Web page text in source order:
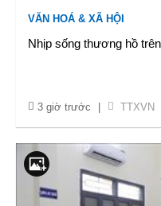
VĂN HOÁ & XÃ HỘI
Nhịp sống thương hồ
3 giờ trước TTXVN